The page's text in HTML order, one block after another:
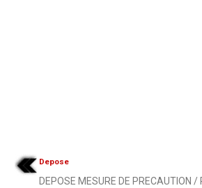
Depose
DEPOSE MESURE DE PRECAUTION